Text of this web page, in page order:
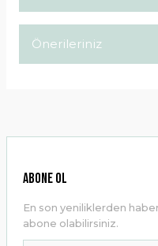
Önerileriniz
Ürün resmi kalitesiz,
Ürün bilgilerinde hatalar
Ürün fiyatı diğer
ABONE OL
En son yeniliklerden
abone olabilirsiniz.